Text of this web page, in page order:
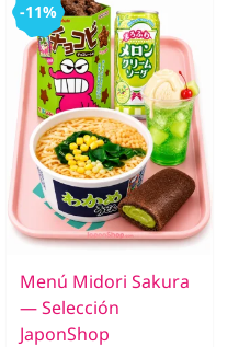
-11%
Menú Midori Sakura
— Selección
JaponShop